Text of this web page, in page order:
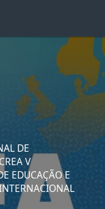
DE
V
EDUCAÇÃO E